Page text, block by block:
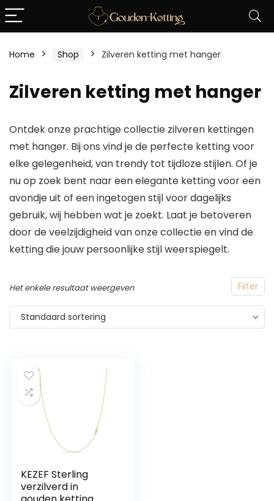
Home Shop Zilveren ketting met hanger
Zilveren ketting met hanger
Ontdek onze prachtige collectie zilveren kettingen
met hanger. Bij ons vind je de perfecte ketting voor
elke gelegenheid, van trendy tot tijdloze stijlen. Of je
nu op zoek bent naar een elegante ketting voor een
avondje uit of een ingetogen stijl voor dagelijks
gebruik, wij hebben wat je zoekt. Laat je betoveren
door de veelzijdigheid van onze collectie en vind de
ketting die jouw persoonlijke stijl weerspiegelt.
Filter
Het enkele resultaat weergeven
Standaard sortering
KEZEF Sterling
verzilverd in